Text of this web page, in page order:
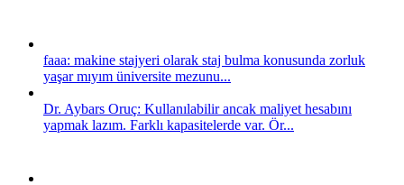
faaa: makine stajyeri olarak staj bulma konusunda zorluk
yaşar mıyım üniversite mezunu...
Dr. Aybars Oruç: Kullanılabilir ancak maliyet hesabını
yapmak lazım. Farklı kapasitelerde var. Ör...